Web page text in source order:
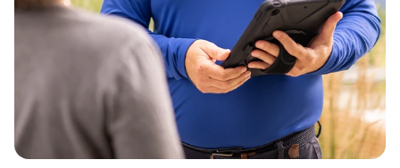
Пощенски код*